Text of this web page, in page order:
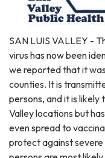
SAN LUIS VALLEY -
virus has now been
we reported that it
counties. It is
persons, and it is likely
Valley locations but
even spread to
protect against severe